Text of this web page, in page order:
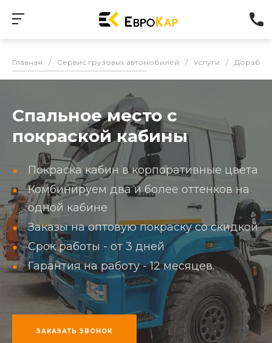
Главная / Сервис грузовых автомобилей / Услуги /
Спальное место с
покраской кабины
Покраска кабин в корпоративные цвета
Комбинируем два и более оттенков на
одной кабине
Заказы на оптовую покраску со скидкой
Срок работы - от 3 дней
Гарантия на работу - 12 месяцев.
ЗАКАЗАТЬ ЗВОНОК